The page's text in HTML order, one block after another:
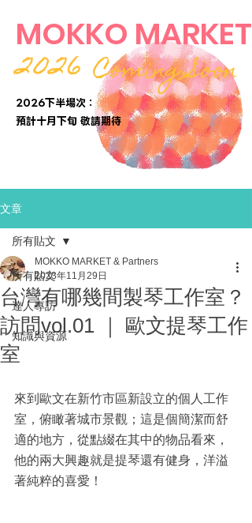
2026下半場次：
​預計十月下旬 敬請期待
MOKKO MARKET
2026Coming Soon
文章
所有貼文
達人專訪
知識與資源
所有貼文
台灣有哪幾間製琴工作室？
訪問vol.01 ｜ 歐文提琴工作
室
MOKKO MARKET & Partners
2023年11月29日
來到歐文在新竹市區新設立的個人工作
室，俯瞰著城市景觀；這是個簡潔而舒
適的地方，從點綴在其中的物品看來，
他的兩大興趣就是提琴還有健身，洋溢
著純粹的喜愛！